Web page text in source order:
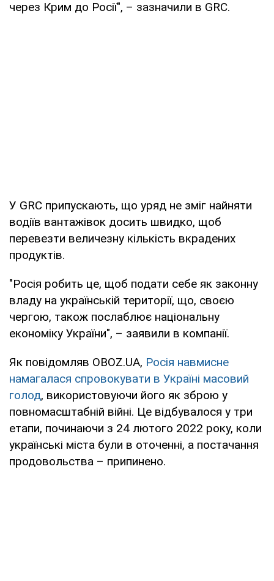
через Крим до Росії", – зазначили в GRC.
У GRC припускають, що уряд не зміг найняти
водіїв вантажівок досить швидко, щоб
перевезти величезну кількість вкрадених
продуктів.
"Росія робить це, щоб подати себе як законну
владу на українській території, що, своєю
чергою, також послаблює національну
економіку України", – заявили в компанії.
Як повідомляв OBOZ.UA, Росія навмисне
намагалася спровокувати в Україні масовий
голод, використовуючи його як зброю у
повномасштабній війні. Це відбувалося у три
етапи, починаючи з 24 лютого 2022 року, коли
українські міста були в оточенні, а постачання
продовольства – припинено.